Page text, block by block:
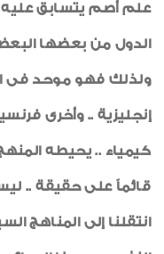
علم أصم يتسابق عليه
الدول من بعضها
ولذلك فهو موحد فى
إنجليزية .. وأخرى
كيمياء .. يحيطه
قائماً على حقيقة ..
انتقلنا إلى المناهج